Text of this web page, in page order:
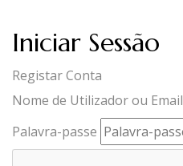
Iniciar Sessão
Registar Conta
Nome de Utilizador ou Email
Palavra-passe